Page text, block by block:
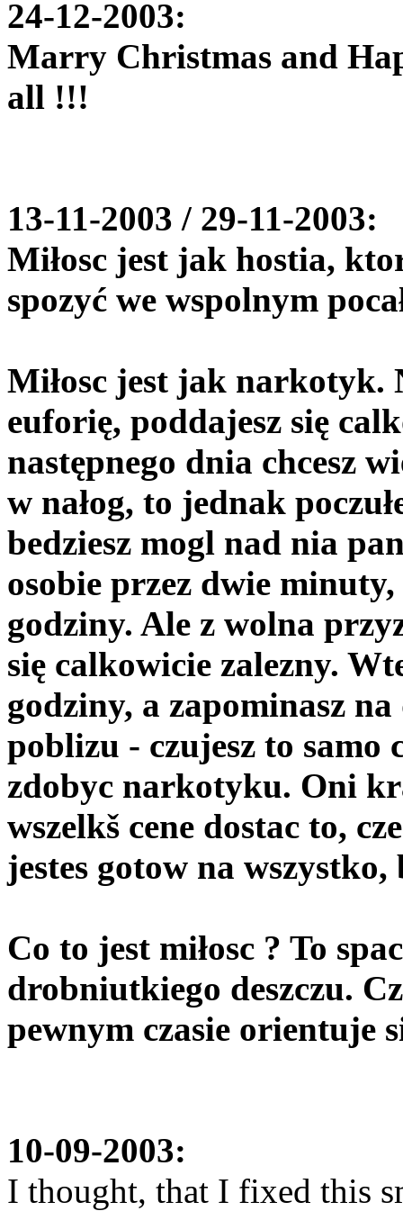
24-12-2003:
Marry Christmas and
all !!!
13-11-2003 / 29-11-2003:
Miłosc jest jak hostia,
spozyć we wspolnym
Miłosc jest jak narkotyk.
euforię, poddajesz się
następnego dnia chcesz
w nałog, to jednak
bedziesz mogl nad nia
osobie przez dwie
godziny. Ale z wolna
się calkowicie zalezny.
godziny, a zapominasz
poblizu - czujesz to
zdobyc narkotyku. Oni
wszelkš cene dostac to,
jestes gotow na wszystko,
Co to jest miłosc ? To
drobniutkiego deszczu.
pewnym czasie orientuje
10-09-2003:
I thought, that I fixed this